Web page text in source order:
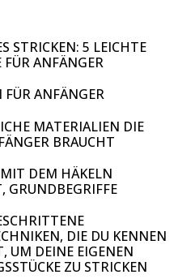
STRICKEN: 5 LEICHTE
FÜR ANFÄNGER
FÜR ANFÄNGER
MATERIALIEN DIE
BRAUCHT
DEM HÄKELN
GRUNDBEGRIFFE
DIE DU KENNEN
UM DEINE EIGENEN
ZU STRICKEN